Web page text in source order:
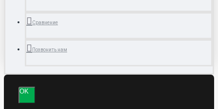
Сравнение
Позвонить нам
OK